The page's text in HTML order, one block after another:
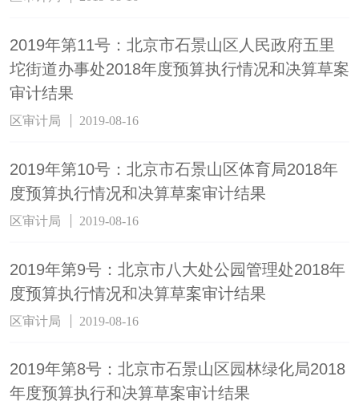
2019年第11号：北京市石景山区人民政府五里
坨街道办事处2018年度预算执行情况和决算草案
审计结果
区审计局 2019-08-16
2019年第10号：北京市石景山区体育局2018年
度预算执行情况和决算草案审计结果
区审计局 2019-08-16
2019年第9号：北京市八大处公园管理处2018年
度预算执行情况和决算草案审计结果
区审计局 2019-08-16
2019年第8号：北京市石景山区园林绿化局2018
年度预算执行和决算草案审计结果